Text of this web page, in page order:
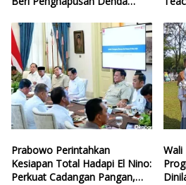
Prabowo Perintahkan
Kesiapan Total Hadapi El Nino:
Perkuat Cadangan Pangan,
Wali